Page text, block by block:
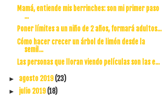
Mamá, entiende mis berrinches: son mi primer paso
...
Poner límites a un niño de 2 años, formará adultos...
Cómo hacer crecer un árbol de limón desde la
semil...
Las personas que lloran viendo películas son las e...
► agosto 2019(23)
► julio 2019(18)